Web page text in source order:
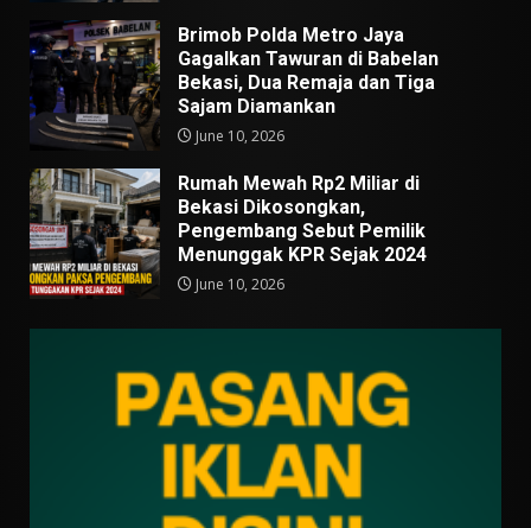
Brimob Polda Metro Jaya
Gagalkan Tawuran di Babelan
Bekasi, Dua Remaja dan Tiga
Sajam Diamankan
June 10, 2026
Rumah Mewah Rp2 Miliar di
Bekasi Dikosongkan,
Pengembang Sebut Pemilik
Menunggak KPR Sejak 2024
June 10, 2026